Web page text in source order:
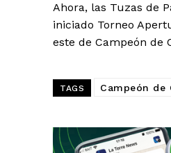
Ahora, las Tuzas de
iniciado Torneo
este de Campeón de
TAGS Campeón de